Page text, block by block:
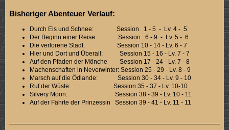
Bisheriger Abenteuer Verlauf:
Durch Eis und Schnee: Session 1 - 5 - Lv. 4 - 5
Der Beginn einer Reise: Session 6 - 9 - Lv. 5 - 6
Die verlorene Stadt: Session 10 - 14 - Lv. 6 - 7
Hier und Dort und Überall: Session 15 - 16 - Lv. 7 - 7
Auf den Pfaden der Mönche Session 17 - 24 - Lv. 7 - 8
Machenschaften in Neverwinter: Session 25 - 29 - Lv. 8 - 9
Marsch auf die Ödlande: Session 30 - 34 - Lv. 9 - 10
Ruf der Wüste: Session 35 - 37 - Lv. 10-10
Silvery Moon: Session 38 - 39 - Lv. 10 - 11
Auf der Fährte der Prinzessin Session 39 - 41 - Lv. 11 - 11